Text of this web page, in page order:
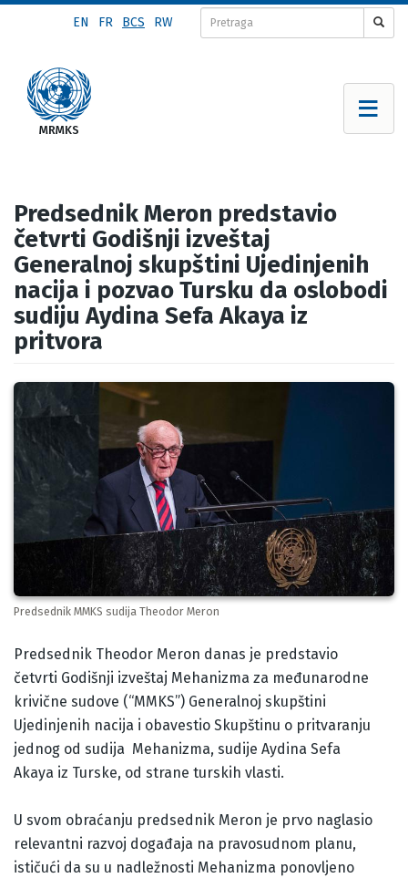
content
EN FR BCS RW
Predsednik Meron predstavio
četvrti Godišnji izveštaj
Generalnoj skupštini Ujedinjenih
nacija i pozvao Tursku da oslobodi
sudiju Aydina Sefa Akaya iz
pritvora
Predsednik MMKS sudija Theodor Meron
Body
Predsednik Theodor Meron danas je predstavio
četvrti Godišnji izveštaj Mehanizma za međunarodne
krivične sudove (“MMKS”) Generalnoj skupštini
Ujedinjenih nacija i obavestio Skupštinu o pritvaranju
jednog od sudija Mehanizma, sudije Aydina Sefa
Akaya iz Turske, od strane turskih vlasti.
U svom obraćanju predsednik Meron je prvo naglasio
relevantni razvoj događaja na pravosudnom planu,
ističući da su u nadležnosti Mehanizma ponovljeno